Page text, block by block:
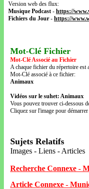
Version web des flux:
Musique Podcast - https://
Fichiers du Jour - https://
Mot-Clé Fichier
Mot-Clé Associé au Fichier
A chaque fichier du répertoire est
Mot-Clé associé à ce fichier:
Animaux
Vidéos sur le suhet: Animaux
Vous pouvez trouver ci-dessous
Cliquez sur l'image pour
Sujets Relatifs
Images - Liens - Articles
Recherche Connexe -
Article Connexe -